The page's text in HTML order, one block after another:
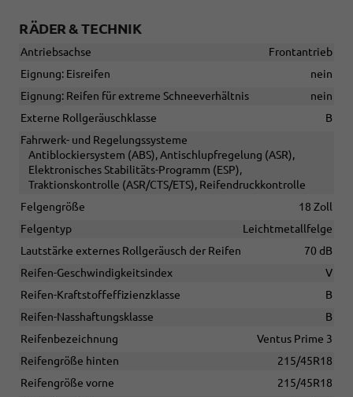
RÄDER & TECHNIK
Antriebsachse
Frontantrieb
Eignung: Eisreifen
nein
Eignung: Reifen für extreme Schneeverhältnis
nein
Externe Rollgeräuschklasse
B
Fahrwerk- und Regelungssysteme
Antiblockiersystem (ABS), Antischlupfregelung (ASR),
Elektronisches Stabilitäts-Programm (ESP),
Traktionskontrolle (ASR/CTS/ETS), Reifendruckkontrolle
Felgengröße
18 Zoll
Felgentyp
Leichtmetallfelge
Lautstärke externes Rollgeräusch der Reifen
70 dB
Reifen-Geschwindigkeitsindex
V
Reifen-Kraftstoffeffizienzklasse
B
Reifen-Nasshaftungsklasse
B
Reifenbezeichnung
Ventus Prime 3
Reifengröße hinten
215/45R18
Reifengröße vorne
215/45R18